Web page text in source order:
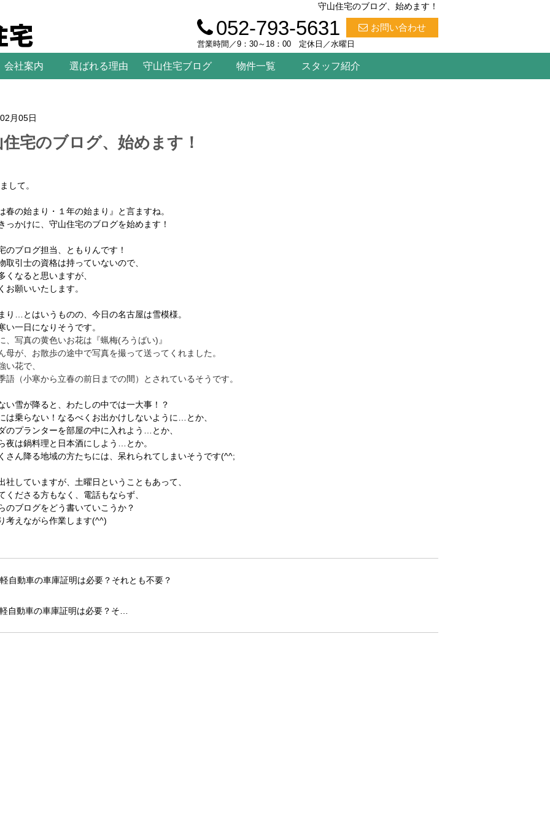
守山住宅のブログ、始めます！
宅 お問い合わせ
052-793-5631
営業時間／9：30～18：00 定休日／水曜日
会社案内 選ばれる理由 守山住宅ブログ 物件一覧 スタッフ紹介
月05日
宅のブログ、始めます！
して。
春の始まり・１年の始まり』と言ますね。
っかけに、守山住宅のブログを始めます！
のブログ担当、ともりんです！
取引士の資格は持っていないので、
くなると思いますが、
お願いいたします。
り…とはいうものの、今日の名古屋は雪模様。
い一日になりそうです。
、写真の黄色いお花は『蝋梅(ろうばい)』
母が、お散歩の途中で写真を撮って送ってくれました。
い花で、
語（小寒から立春の前日までの間）とされているそうです。
い雪が降ると、わたしの中では一大事！？
は乗らない！なるべくお出かけしないように…とか、
のプランターを部屋の中に入れよう…とか、
夜は鍋料理と日本酒にしよう…とか。
さん降る地域の方たちには、呆れられてしまいそうです(^^;
社していますが、土曜日ということもあって、
くださる方もなく、電話もならず、
のブログをどう書いていこうか？
考えながら作業します(^^)
軽自動車の車庫証明は必要？そ…